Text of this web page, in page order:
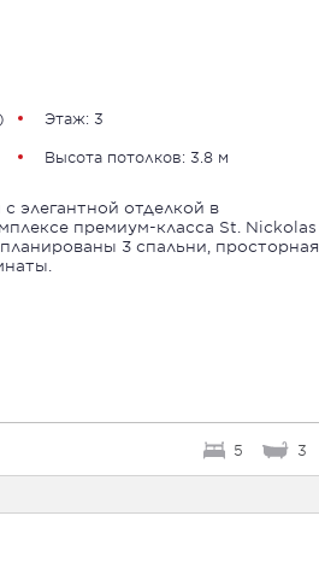
Этаж: 3
Высота потолков: 3.8 м
элегантной отделкой в
премиум-класса St. Nickolas
3 спальни, просторная
5 3